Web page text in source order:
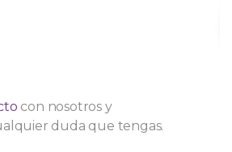
con nosotros y
duda que tengas.